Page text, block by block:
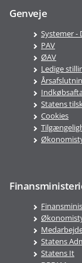
Genveje
Systemer -
PAV
ØAV
Ledige
Statens
Cookies
Statens
Statens It